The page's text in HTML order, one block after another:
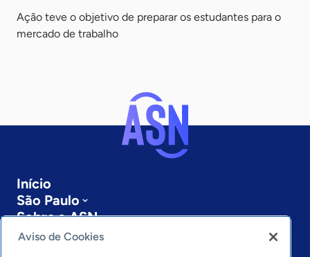
Ação teve o objetivo de preparar os estudantes para o
mercado de trabalho
Início
São Paulo
Sobre a ASN
Últimas notícias
Aviso de Cookies